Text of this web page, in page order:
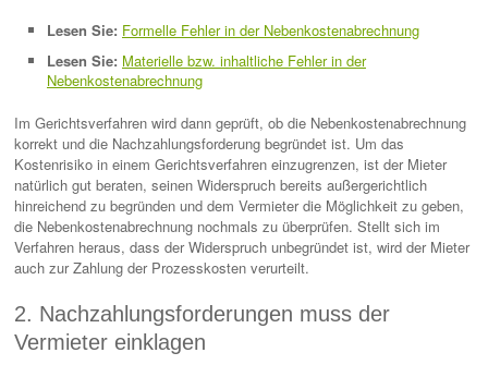
Lesen Sie: Formelle Fehler in der Nebenkostenabrechnung
Lesen Sie: Materielle bzw. inhaltliche Fehler in der
Nebenkostenabrechnung
Im Gerichtsverfahren wird dann geprüft, ob die Nebenkostenabrechnung
korrekt und die Nachzahlungsforderung begründet ist. Um das
Kostenrisiko in einem Gerichtsverfahren einzugrenzen, ist der Mieter
natürlich gut beraten, seinen Widerspruch bereits außergerichtlich
hinreichend zu begründen und dem Vermieter die Möglichkeit zu geben,
die Nebenkostenabrechnung nochmals zu überprüfen. Stellt sich im
Verfahren heraus, dass der Widerspruch unbegründet ist, wird der Mieter
auch zur Zahlung der Prozesskosten verurteilt.
2. Nachzahlungsforderungen muss der
Vermieter einklagen